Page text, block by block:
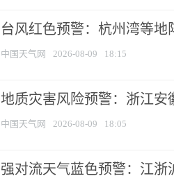
台风红色预警：杭州湾等地
中国天气网 2026-08-09 18:15
地质灾害风险预警：浙江安
中国天气网 2026-08-09 18:05
强对流天气蓝色预警：江浙